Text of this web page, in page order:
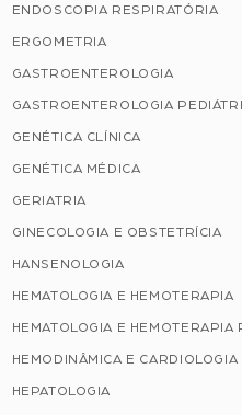
ENDOSCOPIA RESPIRATÓRIA
ERGOMETRIA
GASTROENTEROLOGIA
GASTROENTEROLOGIA
GENÉTICA CLÍNICA
GENÉTICA MÉDICA
GERIATRIA
GINECOLOGIA E OBSTETRÍCIA
HANSENOLOGIA
HEMATOLOGIA E HEMOTERAPIA
HEMATOLOGIA E HEMOTERAPIA
HEMODINÂMICA E
HEPATOLOGIA